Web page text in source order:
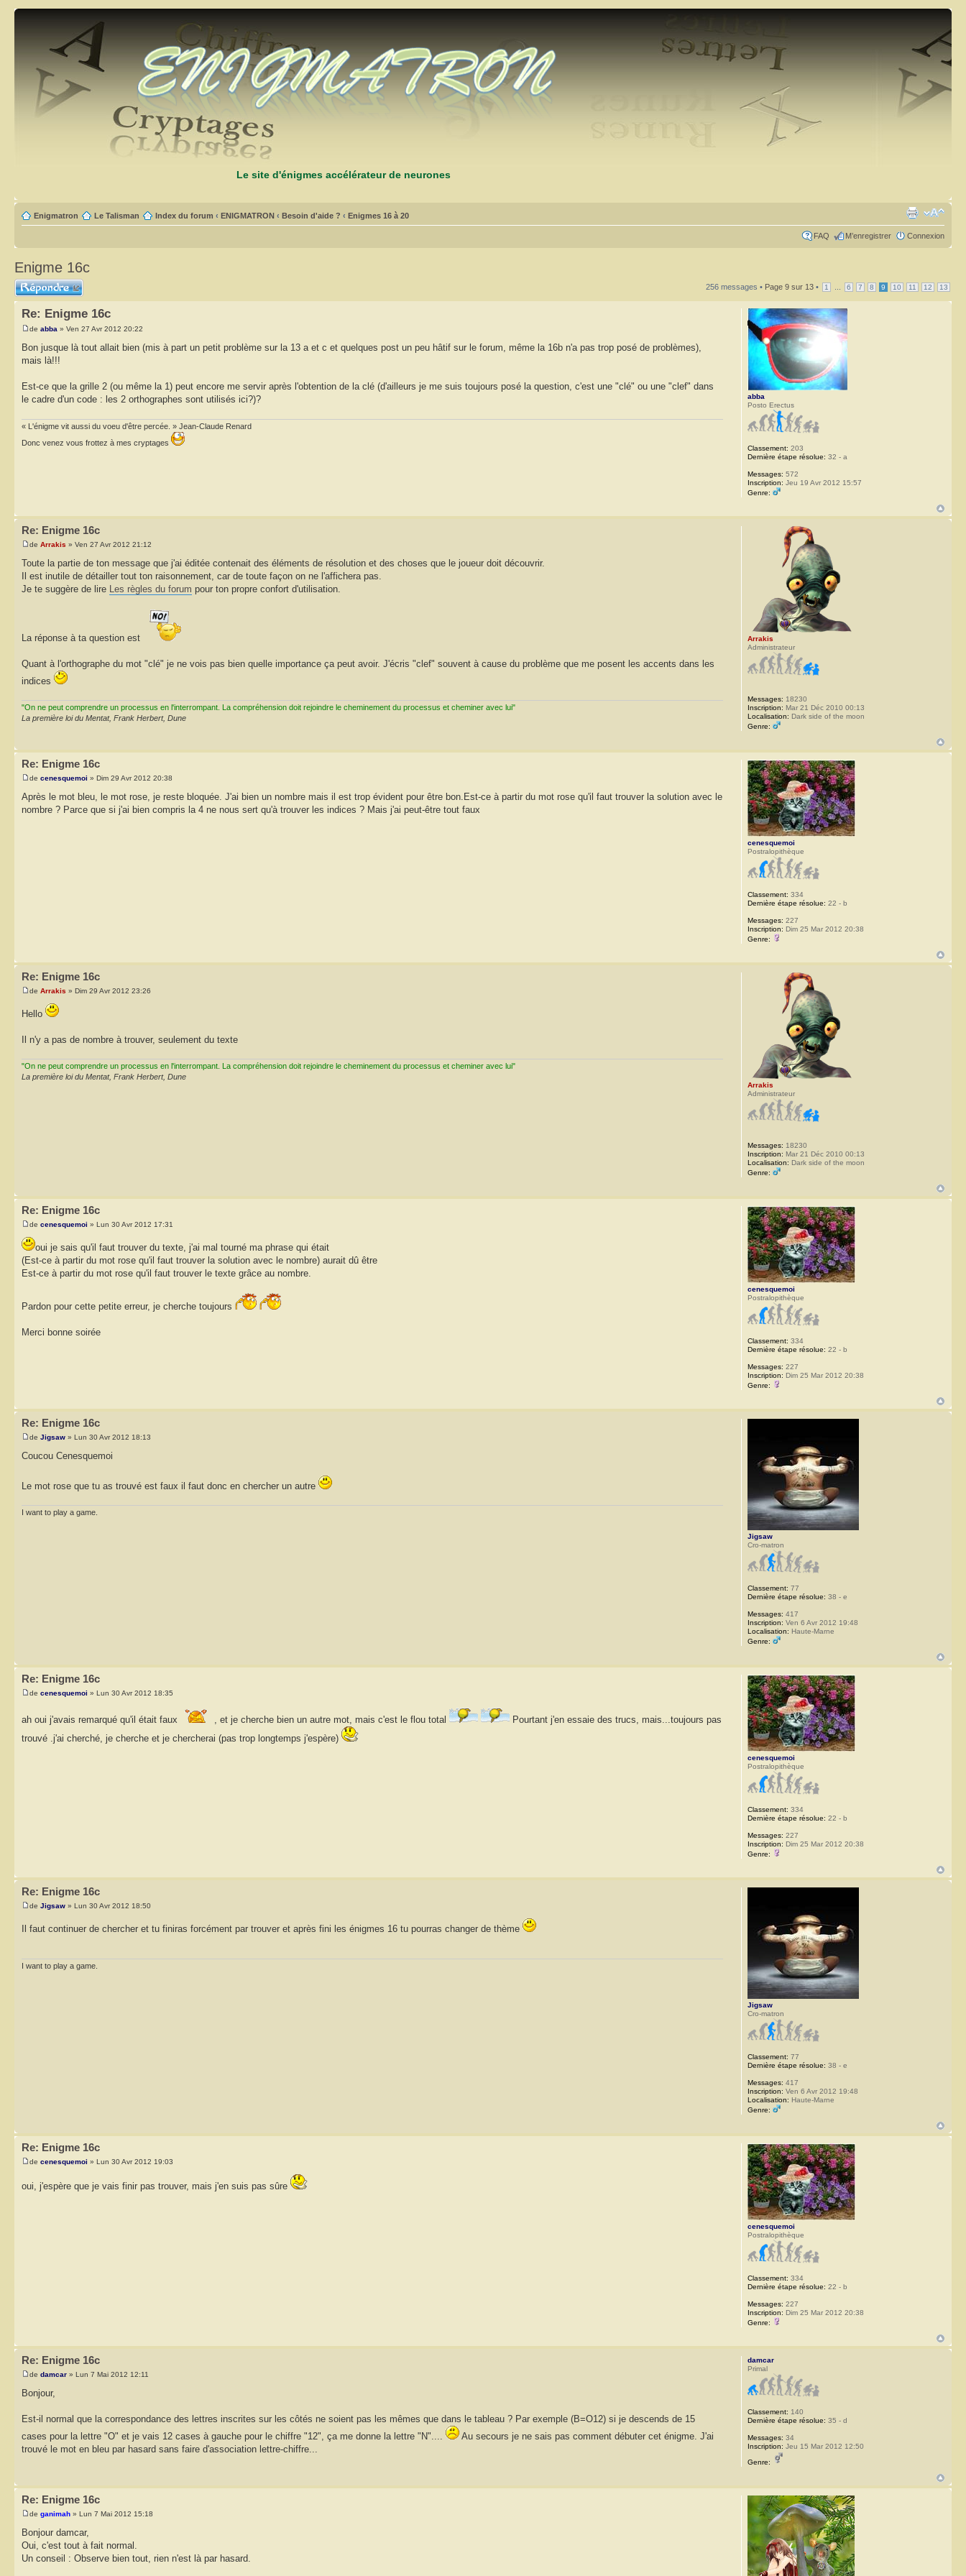
Le site d'énigmes accélérateur de neurones
Enigmatron Le Talisman Index du forum ‹ ENIGMATRON ‹ Besoin d'aide ? ‹ Enigmes 16 à 20
FAQ M’enregistrer Connexion
Enigme 16c
Répondre 256 messages • Page 9 sur 13 • 1 6 7 8 9 10 11 12 13
Re: Enigme 16c
de abba » Ven 27 Avr 2012 20:22
Bon jusque là tout allait bien (mis à part un petit problème sur la 13 a et c et quelques post un peu hâtif sur le forum, même la 16b n'a pas trop posé de problèmes),
mais là!!!
Est-ce que la grille 2 (ou même la 1) peut encore me servir après l'obtention de la clé (d'ailleurs je me suis toujours posé la question, c'est une "clé" ou une "clef" dans
le cadre d'un code : les 2 orthographes sont utilisés ici?)?
« L'énigme vit aussi du voeu d'être percée. » Jean-Claude Renard
Donc venez vous frottez à mes cryptages
abba
Posto Erectus
Classement: 203
Dernière étape résolue: 32 - a
Messages: 572
Inscription: Jeu 19 Avr 2012 15:57
Genre:
Re: Enigme 16c
de Arrakis » Ven 27 Avr 2012 21:12
Toute la partie de ton message que j'ai éditée contenait des éléments de résolution et des choses que le joueur doit découvrir.
Il est inutile de détailler tout ton raisonnement, car de toute façon on ne l'affichera pas.
Je te suggère de lire Les règles du forum pour ton propre confort d'utilisation.
La réponse à ta question est
Quant à l'orthographe du mot "clé" je ne vois pas bien quelle importance ça peut avoir. J'écris "clef" souvent à cause du problème que me posent les accents dans les
indices
"On ne peut comprendre un processus en l'interrompant. La compréhension doit rejoindre le cheminement du processus et cheminer avec lui"
La première loi du Mentat, Frank Herbert, Dune
Arrakis
Administrateur
Messages: 18230
Inscription: Mar 21 Déc 2010 00:13
Localisation: Dark side of the moon
Genre:
Re: Enigme 16c
de cenesquemoi » Dim 29 Avr 2012 20:38
Après le mot bleu, le mot rose, je reste bloquée. J'ai bien un nombre mais il est trop évident pour être bon.Est-ce à partir du mot rose qu'il faut trouver la solution avec le
nombre ? Parce que si j'ai bien compris la 4 ne nous sert qu'à trouver les indices ? Mais j'ai peut-être tout faux
cenesquemoi
Postralopithèque
Classement: 334
Dernière étape résolue: 22 - b
Messages: 227
Inscription: Dim 25 Mar 2012 20:38
Genre:
Re: Enigme 16c
de Arrakis » Dim 29 Avr 2012 23:26
Hello
Il n'y a pas de nombre à trouver, seulement du texte
"On ne peut comprendre un processus en l'interrompant. La compréhension doit rejoindre le cheminement du processus et cheminer avec lui"
La première loi du Mentat, Frank Herbert, Dune
Arrakis
Administrateur
Messages: 18230
Inscription: Mar 21 Déc 2010 00:13
Localisation: Dark side of the moon
Genre:
Re: Enigme 16c
de cenesquemoi » Lun 30 Avr 2012 17:31
oui je sais qu'il faut trouver du texte, j'ai mal tourné ma phrase qui était
(Est-ce à partir du mot rose qu'il faut trouver la solution avec le nombre) aurait dû être
Est-ce à partir du mot rose qu'il faut trouver le texte grâce au nombre.
Pardon pour cette petite erreur, je cherche toujours
Merci bonne soirée
cenesquemoi
Postralopithèque
Classement: 334
Dernière étape résolue: 22 - b
Messages: 227
Inscription: Dim 25 Mar 2012 20:38
Genre:
Re: Enigme 16c
de Jigsaw » Lun 30 Avr 2012 18:13
Coucou Cenesquemoi
Le mot rose que tu as trouvé est faux il faut donc en chercher un autre
I want to play a game.
Jigsaw
Cro-matron
Classement: 77
Dernière étape résolue: 38 - e
Messages: 417
Inscription: Ven 6 Avr 2012 19:48
Localisation: Haute-Marne
Genre:
Re: Enigme 16c
de cenesquemoi » Lun 30 Avr 2012 18:35
ah oui j'avais remarqué qu'il était faux , et je cherche bien un autre mot, mais c'est le flou total
Pourtant j'en essaie des trucs, mais...toujours pas
trouvé .j'ai cherché, je cherche et je chercherai (pas trop longtemps j'espère)
cenesquemoi
Postralopithèque
Classement: 334
Dernière étape résolue: 22 - b
Messages: 227
Inscription: Dim 25 Mar 2012 20:38
Genre:
Re: Enigme 16c
de Jigsaw » Lun 30 Avr 2012 18:50
Il faut continuer de chercher et tu finiras forcément par trouver et après fini les énigmes 16 tu pourras changer de thème
I want to play a game.
Jigsaw
Cro-matron
Classement: 77
Dernière étape résolue: 38 - e
Messages: 417
Inscription: Ven 6 Avr 2012 19:48
Localisation: Haute-Marne
Genre:
Re: Enigme 16c
de cenesquemoi » Lun 30 Avr 2012 19:03
oui, j'espère que je vais finir pas trouver, mais j'en suis pas sûre
cenesquemoi
Postralopithèque
Classement: 334
Dernière étape résolue: 22 - b
Messages: 227
Inscription: Dim 25 Mar 2012 20:38
Genre:
Re: Enigme 16c
de damcar » Lun 7 Mai 2012 12:11
Bonjour,
Est-il normal que la correspondance des lettres inscrites sur les côtés ne soient pas les mêmes que dans le tableau ? Par exemple (B=O12) si je descends de 15
cases pour la lettre "O" et je vais 12 cases à gauche pour le chiffre "12", ça me donne la lettre "N"....
Au secours je ne sais pas comment débuter cet énigme. J'ai
trouvé le mot en bleu par hasard sans faire d'association lettre-chiffre...
damcar
Primal
Classement: 140
Dernière étape résolue: 35 - d
Messages: 34
Inscription: Jeu 15 Mar 2012 12:50
Genre:
Re: Enigme 16c
de ganimah » Lun 7 Mai 2012 15:18
Bonjour damcar,
Oui, c'est tout à fait normal.
Un conseil : Observe bien tout, rien n'est là par hasard.